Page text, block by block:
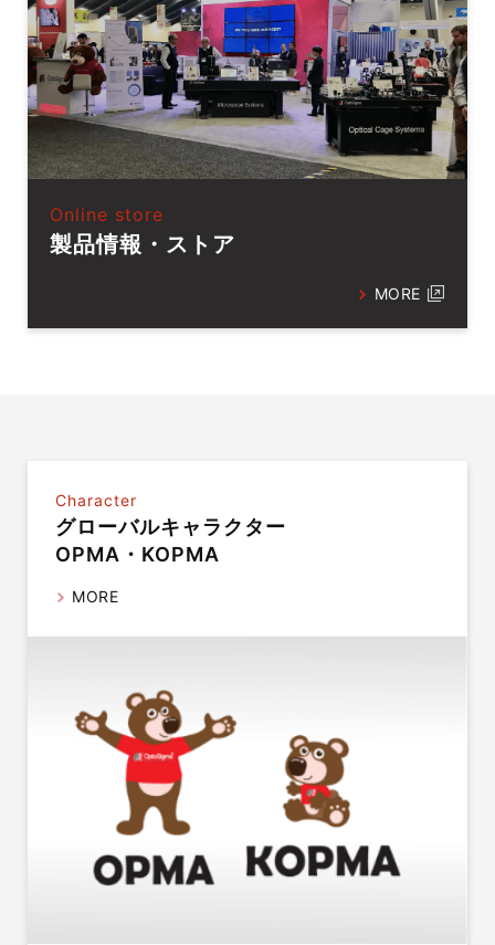
Online store
製品情報・ストア
MORE
Character
グローバルキャラクター
OPMA・KOPMA
MORE